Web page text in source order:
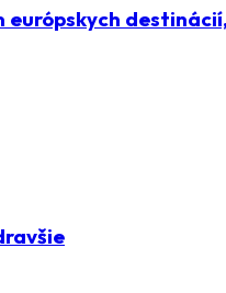
európskych